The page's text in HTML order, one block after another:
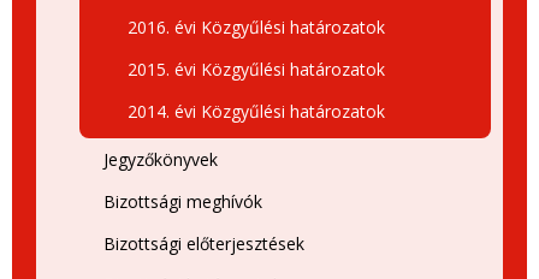
2016. évi Közgyűlési határozatok
2015. évi Közgyűlési határozatok
2014. évi Közgyűlési határozatok
Jegyzőkönyvek
Bizottsági meghívók
Bizottsági előterjesztések